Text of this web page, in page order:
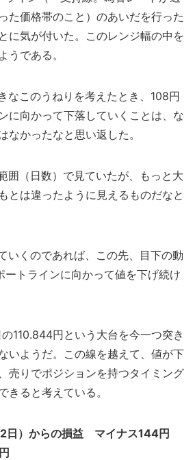
た価格帯のこと）のあいだを行った
に気が付いた。このレンジ幅の中を
うである。
なこのうねりを考えたとき、108円
に向かって下落していくことは、な
なかったなと思い返した。
囲（日数）で見ていたが、もっと大
とは違ったように見えるものだなと
いくのであれば、この先、目下の動
ートラインに向かって値を下げ続け
110.844円という大台を今一つ突き
いようだ。この線を越えて、値が下
売りでポジションを持つタイミング
きると考えている。
日）からの損益 マイナス144円